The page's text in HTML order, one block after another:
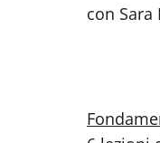
con Sara